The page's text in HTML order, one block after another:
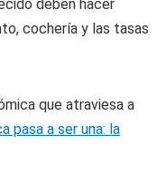
deben hacer
cochería y las tasas
que atraviesa a
pasa a ser una: la